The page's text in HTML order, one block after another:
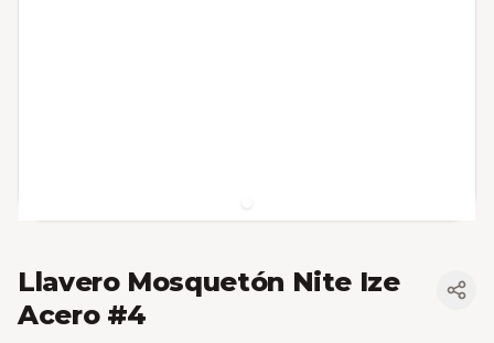
Llavero Mosquetón Nite Ize
Acero #4